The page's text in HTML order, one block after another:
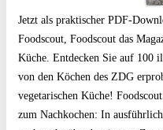
Jetzt als praktischer PDF-
Foodscout, Foodscout das
Küche. Entdecken Sie auf 100
von den Köchen des ZDG
vegetarischen Küche!
zum Nachkochen: In